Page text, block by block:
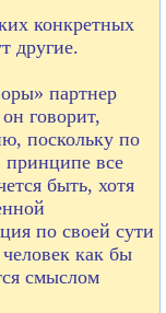
конкретных
другие.
партнер
говорит,
поскольку по
принципе все
быть, хотя
по своей сути
человек как бы
смыслом